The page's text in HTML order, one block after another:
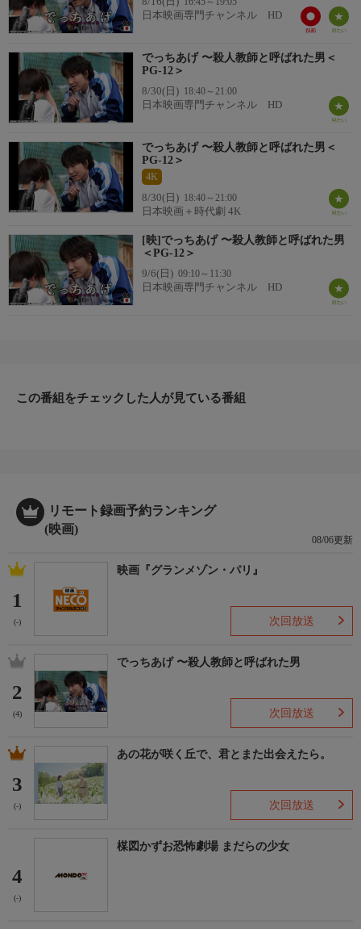
日本映画専門チャンネル HD
でっちあげ 〜殺人教師と呼ばれた男＜
PG-12＞
8/30(日) 18:40～21:00
日本映画専門チャンネル HD
でっちあげ 〜殺人教師と呼ばれた男＜
PG-12＞
4K
8/30(日) 18:40～21:00
日本映画＋時代劇 4K
[映]でっちあげ 〜殺人教師と呼ばれた男
＜PG-12＞
9/6(日) 09:10～11:30
日本映画専門チャンネル HD
この番組をチェックした人が見ている番組
リモート録画予約ランキング
(映画)
08/06更新
1
(-)
映画『グランメゾン・パリ』
次回放送
2
(4)
でっちあげ 〜殺人教師と呼ばれた男
次回放送
3
(-)
あの花が咲く丘で、君とまた出会えたら。
次回放送
4
(-)
楳図かずお恐怖劇場 まだらの少女